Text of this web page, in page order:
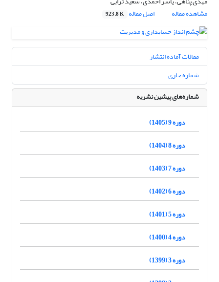
مشاهده مقاله
اصل مقاله 923.8 K
مقالات آماده انتشار
شماره جاری
شماره‌های پیشین نشریه
دوره 9 (1405)
دوره 8 (1404)
دوره 7 (1403)
دوره 6 (1402)
دوره 5 (1401)
دوره 4 (1400)
دوره 3 (1399)